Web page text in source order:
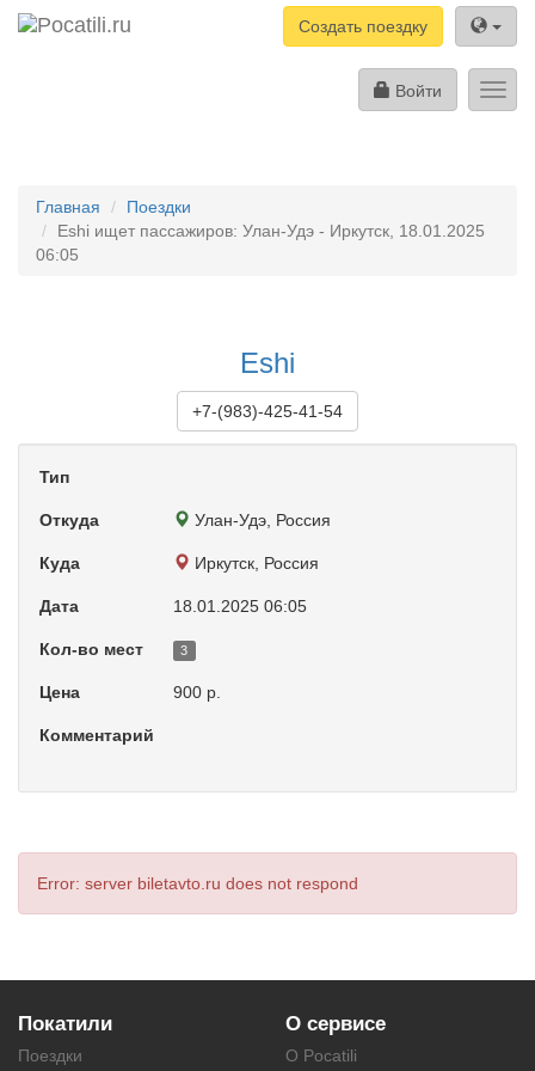
Создать поездку
Войти
Главная
Поездки
Eshi ищет пассажиров: Улан-Удэ - Иркутск, 18.01.2025
06:05
Eshi
+7-(983)-425-41-54
Тип
Откуда Улан-Удэ, Россия
Куда Иркутск, Россия
Дата 18.01.2025 06:05
Кол-во мест 3
Цена 900 р.
Комментарий
Error: server biletavto.ru does not respond
Покатили
Поездки
О сервисе
О Pocatili